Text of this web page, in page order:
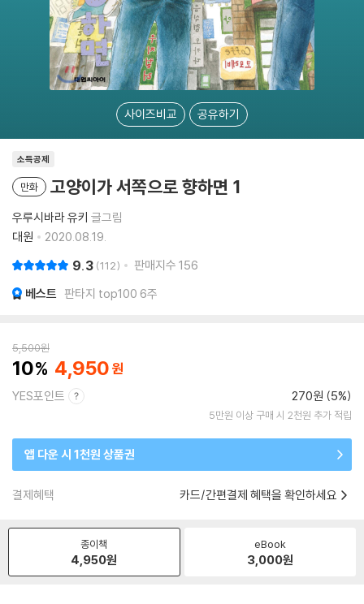
사이즈비교 공유하기
소득공제
만화 고양이가 서쪽으로 향하면 1
우루시바라 유키 글그림
대원
2020.08.19.
9.3 112 판매지수 156
베스트 판타지 top100 6주
5,500원
10 4,950
YES포인트 270원 (5%)
5만원 이상 구매 시 2천원 추가 적립
앱 다운 시 1천원 상품권
결제혜택 카드/간편결제 혜택을 확인하세요
종이책
4,950원
eBook
3,000원